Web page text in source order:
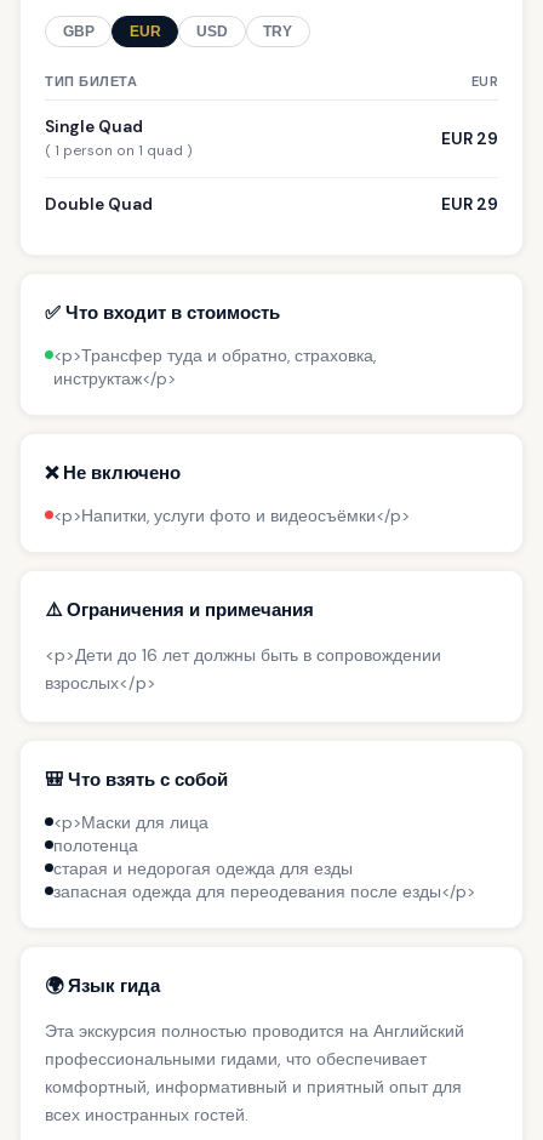
GBP EUR USD TRY
ТИП БИЛЕТА EUR
Single Quad
( 1 person on 1 quad )
EUR 29
Double Quad EUR 29
✅ Что входит в стоимость
<p>Трансфер туда и обратно, страховка,
инструктаж</p>
❌ Не включено
<p>Напитки, услуги фото и видеосъёмки</p>
⚠️ Ограничения и примечания
<p>Дети до 16 лет должны быть в сопровождении
взрослых</p>
🎒 Что взять с собой
<p>Маски для лица
полотенца
старая и недорогая одежда для езды
запасная одежда для переодевания после езды</p>
🌍 Язык гида
Эта экскурсия полностью проводится на Английский
профессиональными гидами, что обеспечивает
комфортный, информативный и приятный опыт для
всех иностранных гостей.